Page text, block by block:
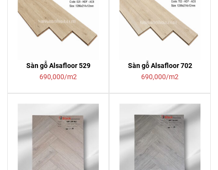
Sàn gỗ Alsafloor 529
690,000/m2
Sàn gỗ Alsafloor 702
690,000/m2